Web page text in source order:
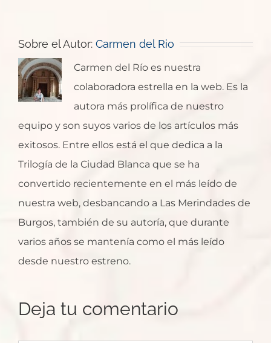
Sobre el Autor: Carmen del Rio
Carmen del Río es nuestra
colaboradora estrella en la web. Es la
autora más prolífica de nuestro
equipo y son suyos varios de los artículos más
exitosos. Entre ellos está el que dedica a la
Trilogía de la Ciudad Blanca que se ha
convertido recientemente en el más leído de
nuestra web, desbancando a Las Merindades de
Burgos, también de su autoría, que durante
varios años se mantenía como el más leído
desde nuestro estreno.
Deja tu comentario